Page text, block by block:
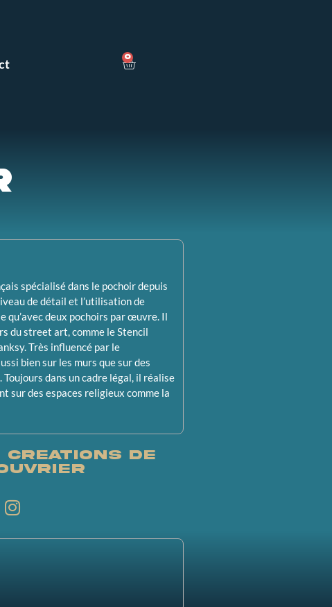
0
spécialisé dans le pochoir depuis
de détail et l’utilisation de
qu’avec deux pochoirs par œuvre. Il
du street art, comme le Stencil
Très influencé par le
bien sur les murs que sur des
dans un cadre légal, il réalise
sur des espaces religieux comme la
creations de